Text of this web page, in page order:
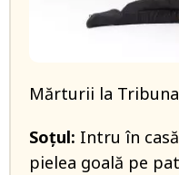
Mărturii la
Soţul: Intru în
pielea goală pe